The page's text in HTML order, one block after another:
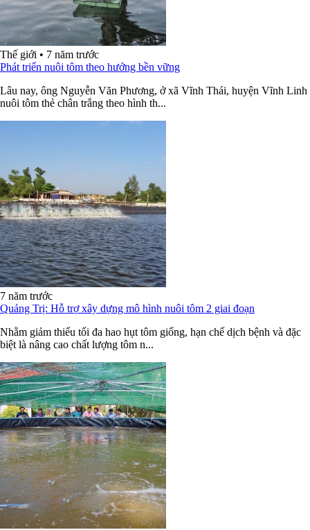
Thế giới • 7 năm trước
Phát triển nuôi tôm theo hướng bền vững
Lâu nay, ông Nguyễn Văn Phương, ở xã Vĩnh Thái, huyện Vĩnh Linh
nuôi tôm thẻ chân trắng theo hình th...
7 năm trước
Quảng Trị: Hỗ trợ xây dựng mô hình nuôi tôm 2 giai đoạn
Nhằm giảm thiểu tối đa hao hụt tôm giống, hạn chế dịch bệnh và đặc
biệt là nâng cao chất lượng tôm n...